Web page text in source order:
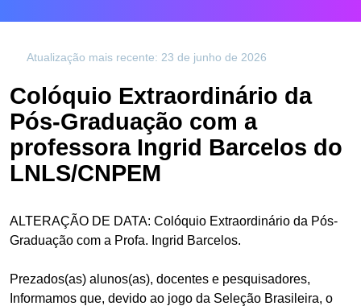
Atualização mais recente: 23 de junho de 2026
Colóquio Extraordinário da
Pós-Graduação com a
professora Ingrid Barcelos do
LNLS/CNPEM
ALTERAÇÃO DE DATA: Colóquio Extraordinário da Pós-
Graduação com a Profa. Ingrid Barcelos.
Prezados(as) alunos(as), docentes e pesquisadores,
Informamos que, devido ao jogo da Seleção Brasileira, o